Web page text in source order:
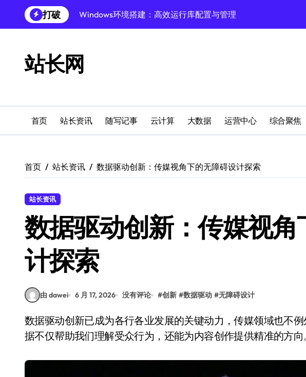
到
打破
Windows下PHP开发环境高效配置秘籍
Windows多媒体开发环境搭建与运行库管理
机器学习赋能站长：技术跨界新视界
服务器跨界融合：技术前瞻新风口
创业者必学：Windows运行库高效搭建指南
站长网
首页 站长资讯 随写记事 云计算 大数据 运营中心 综合聚焦
首页 站长资讯 数据驱动创新：传媒视角下的无障碍设计探索
站长资讯
数据驱动创新：传媒视
计探索
由 dawei 6 月 17, 2026 没有评论 #创新 #数据驱动 #无障碍设计
数据驱动创新已成为各行各业发展的关键动力，传媒领域也不例外。在信息传播迅速的今天，数
据不仅帮助我们理解受众行为，还能为内容创作提供精准的方向